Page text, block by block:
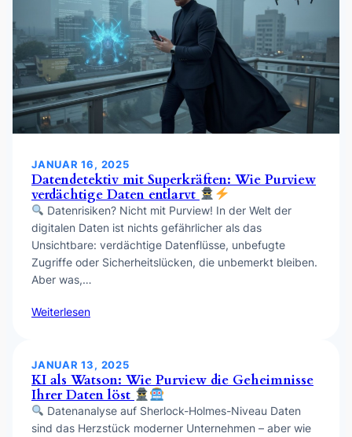
JANUAR 16, 2025
Datendetektiv mit Superkräften: Wie Purview
verdächtige Daten entlarvt
Datenrisiken? Nicht mit Purview! In der Welt der
digitalen Daten ist nichts gefährlicher als das
Unsichtbare: verdächtige Datenflüsse, unbefugte
Zugriffe oder Sicherheitslücken, die unbemerkt bleiben.
Aber was,…
Weiterlesen
JANUAR 13, 2025
KI als Watson: Wie Purview die Geheimnisse
Ihrer Daten löst
Datenanalyse auf Sherlock-Holmes-Niveau Daten
sind das Herzstück moderner Unternehmen – aber wie